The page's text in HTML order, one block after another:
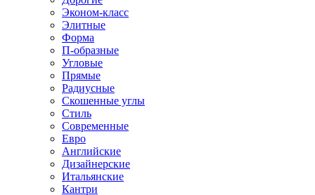
Эконом-класс
Элитные
Форма
П-образные
Угловые
Прямые
Радиусные
Скошенные углы
Стиль
Современные
Евро
Английские
Дизайнерские
Итальянские
Кантри